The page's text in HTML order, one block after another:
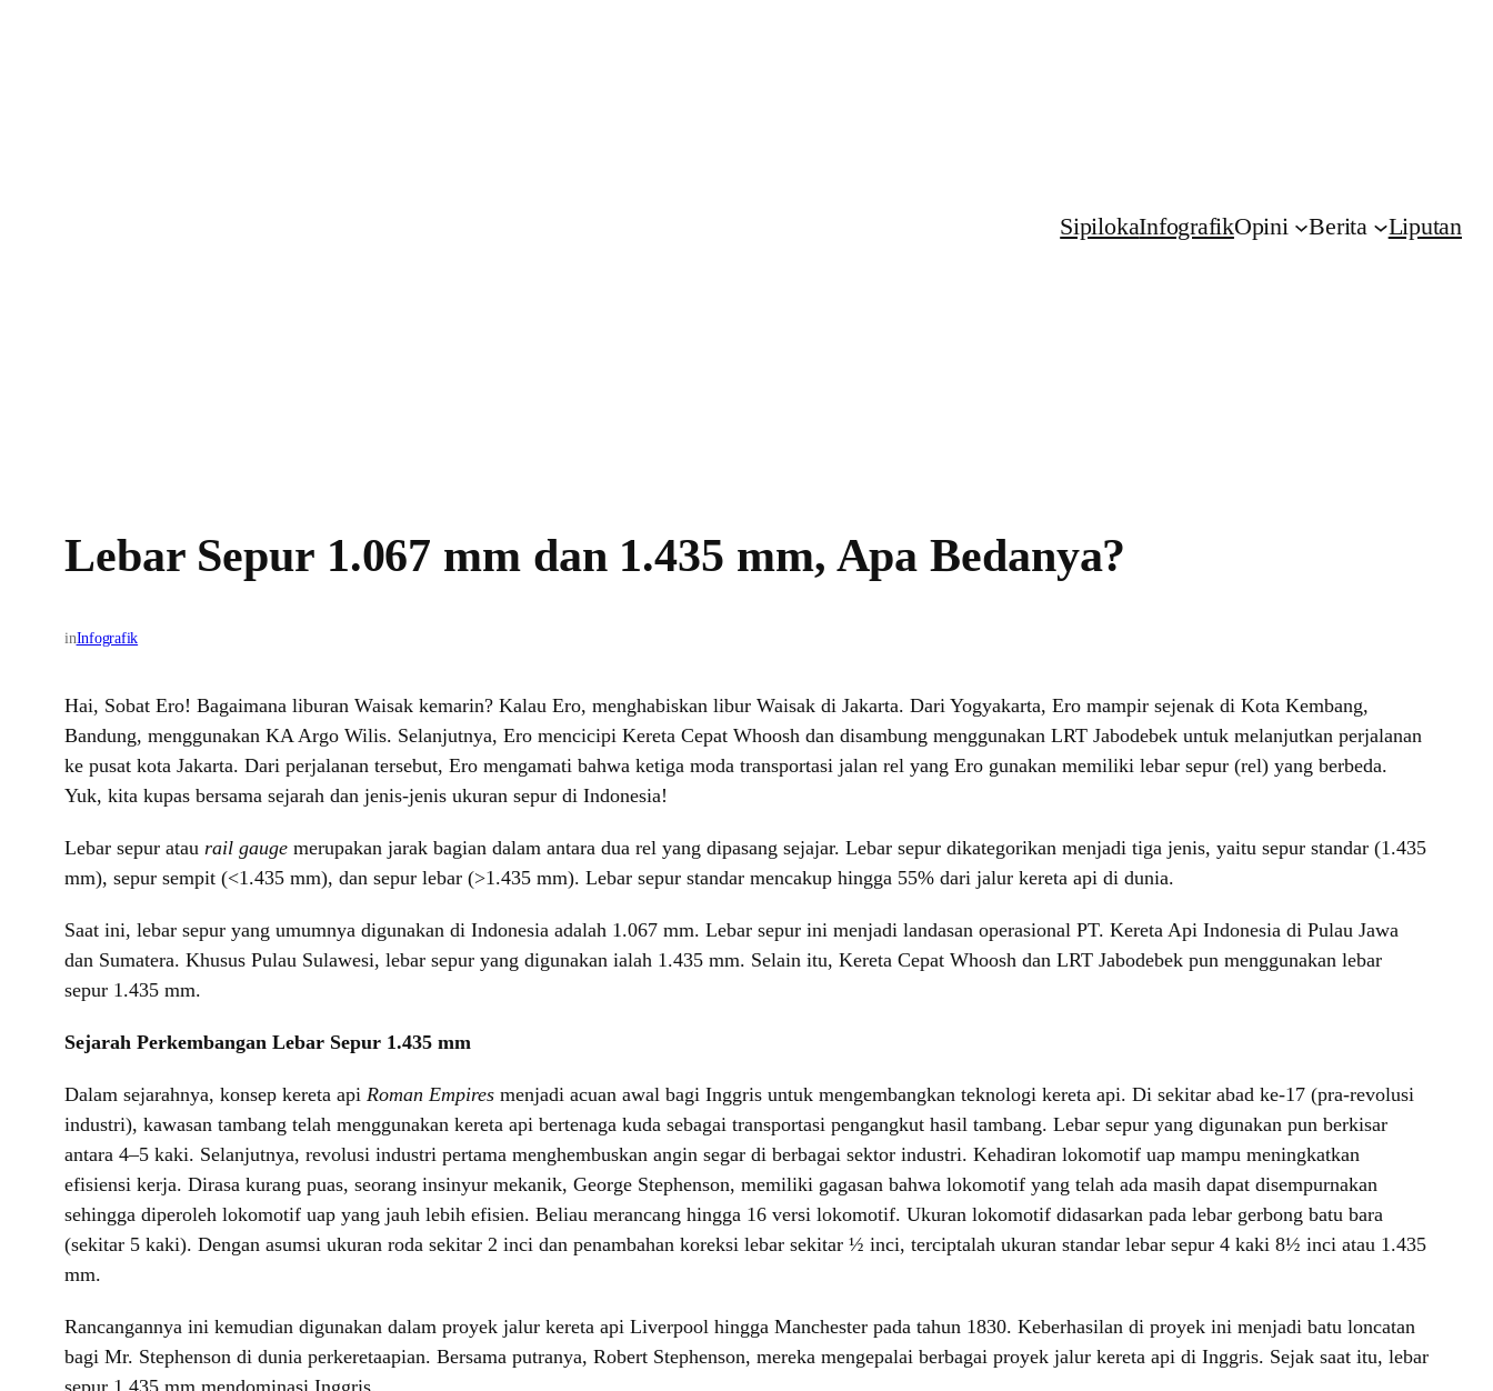
SipilokaInfografikOpini Berita Liputan
Lebar Sepur 1.067 mm dan 1.435 mm, Apa Bedanya?
inInfografik
Hai, Sobat Ero! Bagaimana liburan Waisak kemarin? Kalau Ero, menghabiskan libur Waisak di Jakarta. Dari Yogyakarta, Ero mampir sejenak di Kota Kembang,
Bandung, menggunakan KA Argo Wilis. Selanjutnya, Ero mencicipi Kereta Cepat Whoosh dan disambung menggunakan LRT Jabodebek untuk melanjutkan perjalanan
ke pusat kota Jakarta. Dari perjalanan tersebut, Ero mengamati bahwa ketiga moda transportasi jalan rel yang Ero gunakan memiliki lebar sepur (rel) yang berbeda.
Yuk, kita kupas bersama sejarah dan jenis-jenis ukuran sepur di Indonesia!
Lebar sepur atau rail gauge merupakan jarak bagian dalam antara dua rel yang dipasang sejajar. Lebar sepur dikategorikan menjadi tiga jenis, yaitu sepur standar (1.435
mm), sepur sempit (<1.435 mm), dan sepur lebar (>1.435 mm). Lebar sepur standar mencakup hingga 55% dari jalur kereta api di dunia.
Saat ini, lebar sepur yang umumnya digunakan di Indonesia adalah 1.067 mm. Lebar sepur ini menjadi landasan operasional PT. Kereta Api Indonesia di Pulau Jawa
dan Sumatera. Khusus Pulau Sulawesi, lebar sepur yang digunakan ialah 1.435 mm. Selain itu, Kereta Cepat Whoosh dan LRT Jabodebek pun menggunakan lebar
sepur 1.435 mm.
Sejarah Perkembangan Lebar Sepur 1.435 mm
Dalam sejarahnya, konsep kereta api Roman Empires menjadi acuan awal bagi Inggris untuk mengembangkan teknologi kereta api. Di sekitar abad ke-17 (pra-revolusi
industri), kawasan tambang telah menggunakan kereta api bertenaga kuda sebagai transportasi pengangkut hasil tambang. Lebar sepur yang digunakan pun berkisar
antara 4–5 kaki. Selanjutnya, revolusi industri pertama menghembuskan angin segar di berbagai sektor industri. Kehadiran lokomotif uap mampu meningkatkan
efisiensi kerja. Dirasa kurang puas, seorang insinyur mekanik, George Stephenson, memiliki gagasan bahwa lokomotif yang telah ada masih dapat disempurnakan
sehingga diperoleh lokomotif uap yang jauh lebih efisien. Beliau merancang hingga 16 versi lokomotif. Ukuran lokomotif didasarkan pada lebar gerbong batu bara
(sekitar 5 kaki). Dengan asumsi ukuran roda sekitar 2 inci dan penambahan koreksi lebar sekitar ½ inci, terciptalah ukuran standar lebar sepur 4 kaki 8½ inci atau 1.435
mm.
Rancangannya ini kemudian digunakan dalam proyek jalur kereta api Liverpool hingga Manchester pada tahun 1830. Keberhasilan di proyek ini menjadi batu loncatan
bagi Mr. Stephenson di dunia perkeretaapian. Bersama putranya, Robert Stephenson, mereka mengepalai berbagai proyek jalur kereta api di Inggris. Sejak saat itu, lebar